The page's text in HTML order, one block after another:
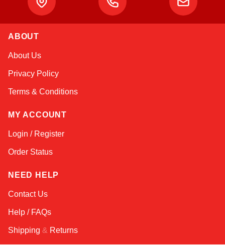
ABOUT
About Us
Privacy Policy
Terms & Conditions
MY ACCOUNT
Login / Register
Order Status
NEED HELP
Contact Us
Help / FAQs
Shipping & Returns